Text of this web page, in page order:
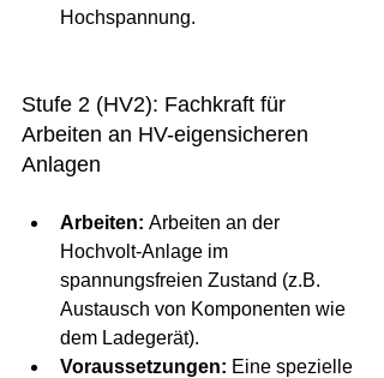
Hochspannung.
Stufe 2 (HV2): Fachkraft für
Arbeiten an HV-eigensicheren
Anlagen
Arbeiten: Arbeiten an der
Hochvolt-Anlage im
spannungsfreien Zustand (z.B.
Austausch von Komponenten wie
dem Ladegerät).
Voraussetzungen: Eine spezielle